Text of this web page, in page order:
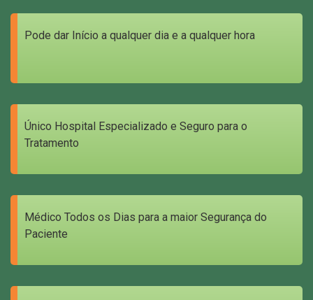
Pode dar Início a qualquer dia e a qualquer hora
Único Hospital Especializado e Seguro para o
Tratamento
Médico Todos os Dias para a maior Segurança do
Paciente